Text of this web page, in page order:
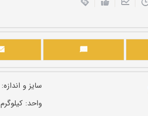
سایز و اندازه:
واحد: کیلوگرم